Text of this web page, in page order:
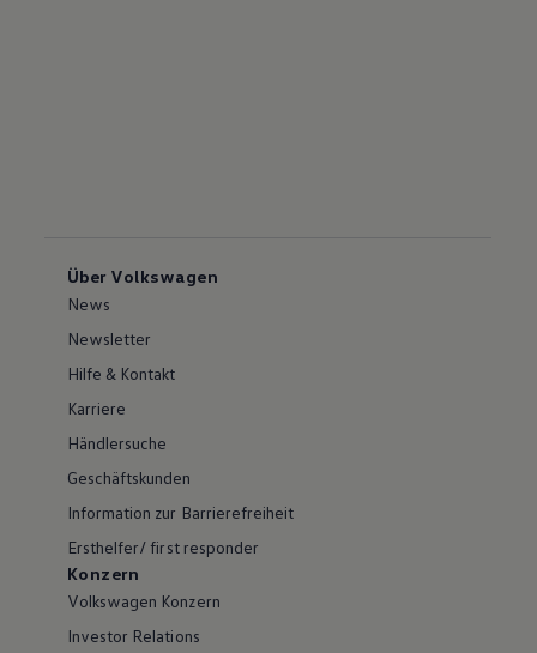
Über Volkswagen
News
Newsletter
Hilfe & Kontakt
Karriere
Händlersuche
Geschäftskunden
Information zur Barrierefreiheit
Ersthelfer/ first responder
Konzern
Volkswagen Konzern
Investor Relations